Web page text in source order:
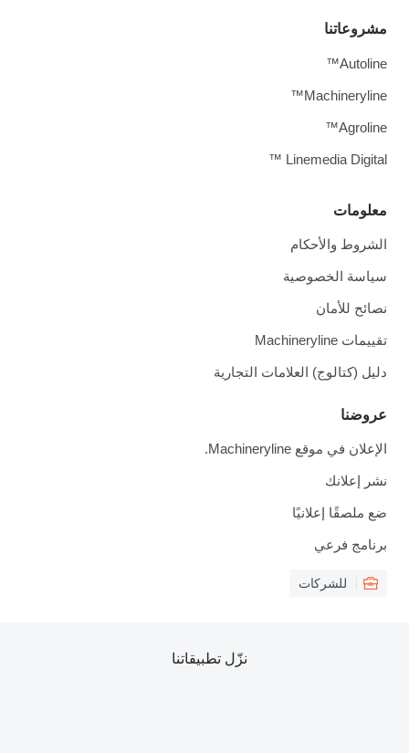
معلومات
الشروط والأحكام
سياسة الخصوصية
نصائح للأمان
تقييمات Machineryline
دليل (كتالوج) العلامات التجارية
عروضنا
الإعلان في موقع Machineryline.
نشر إعلانك
ضع ملصقًا إعلانيًا
برنامج فرعي
للشركات
مشروعاتنا
Autoline™
Machineryline™
Agroline™
Linemedia Digital ™
نزّل تطبيقاتنا